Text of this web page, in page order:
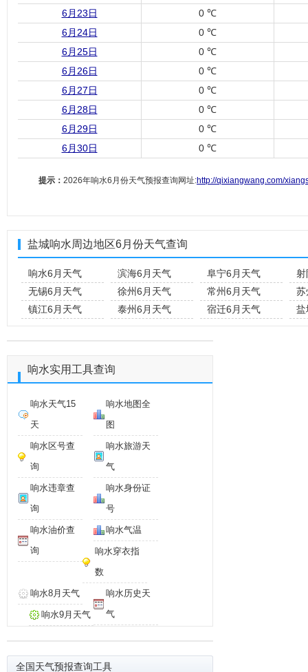
6月23日
0 ℃
6月24日
0 ℃
6月25日
0 ℃
6月26日
0 ℃
6月27日
0 ℃
6月28日
0 ℃
6月29日
0 ℃
6月30日
0 ℃
提示： 2026年响水6月份天气预报查询网址:http://qixiangwang.com/
盐城响水周边地区6月份天气查询
响水6月天气 滨海6月天气 阜宁6月天气
射
无锡6月天气
徐州6月天气 常州6月天气
苏
镇江6月天气
泰州6月天气 宿迁6月天气 盐
响水实用工具查询
响水天气15
天
响水地图全
图
响水区号查
询
响水旅游天
气
响水违章查
询
响水身份证
号
响水油价查
询
响水气温
响水穿衣指
数
响水历史天
气
响水8月天气
响水9月天气
全国天气预报查询工具